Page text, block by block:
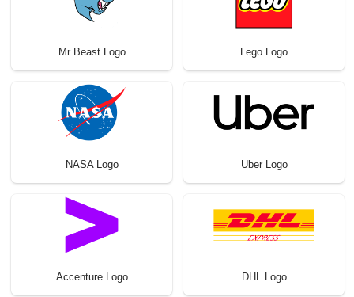
Mr Beast Logo Lego Logo
NASA Logo Uber Logo
Accenture Logo DHL Logo